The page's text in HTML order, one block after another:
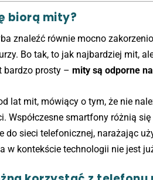
biorą mity?
znaleźć równie mocno
Bo tak, to jak najbardziej mit,
bardzo prosty –mity są odporne
lat mit, mówiący o tym, że nie
Współczesne smartfony różnią
do sieci telefonicznej, narażając
w kontekście technologii nie jest